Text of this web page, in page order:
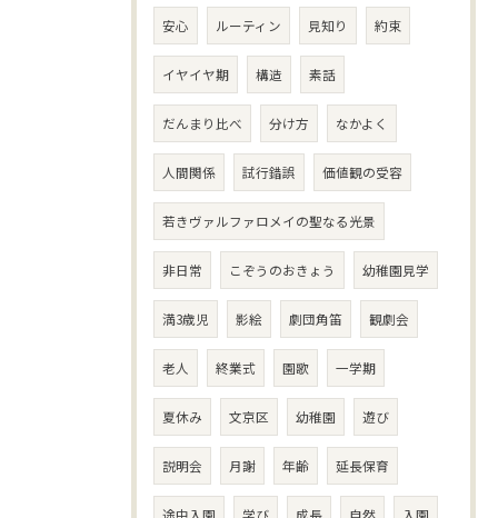
安心 ルーティン 見知り 約束
イヤイヤ期 構造 素話
だんまり比べ 分け方 なかよく
人間関係 試行錯誤 価値観の受容
若きヴァルファロメイの聖なる光景
非日常 こぞうのおきょう 幼稚園見学
満3歳児 影絵 劇団角笛 観劇会
老人 終業式 園歌 一学期
夏休み 文京区 幼稚園 遊び
説明会 月謝 年齢 延長保育